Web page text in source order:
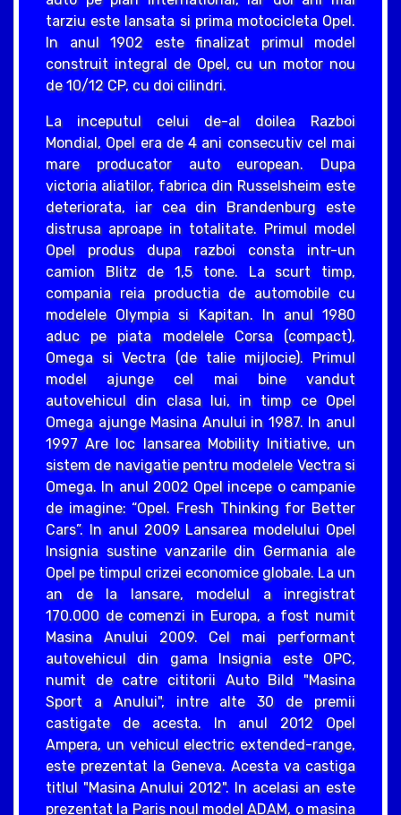
tarziu este lansata si prima motocicleta Opel.
In anul 1902 este finalizat primul model
construit integral de Opel, cu un motor nou
de 10/12 CP, cu doi cilindri.
La inceputul celui de-al doilea Razboi
Mondial, Opel era de 4 ani consecutiv cel mai
mare producator auto european. Dupa
victoria aliatilor, fabrica din Russelsheim este
deteriorata, iar cea din Brandenburg este
distrusa aproape in totalitate. Primul model
Opel produs dupa razboi consta intr-un
camion Blitz de 1,5 tone. La scurt timp,
compania reia productia de automobile cu
modelele Olympia si Kapitan. In anul 1980
aduc pe piata modelele Corsa (compact),
Omega si Vectra (de talie mijlocie). Primul
model ajunge cel mai bine vandut
autovehicul din clasa lui, in timp ce Opel
Omega ajunge Masina Anului in 1987. In anul
1997 Are loc lansarea Mobility Initiative, un
sistem de navigatie pentru modelele Vectra si
Omega. In anul 2002 Opel incepe o campanie
de imagine: “Opel. Fresh Thinking for Better
Cars”. In anul 2009 Lansarea modelului Opel
Insignia sustine vanzarile din Germania ale
Opel pe timpul crizei economice globale. La un
an de la lansare, modelul a inregistrat
170.000 de comenzi in Europa, a fost numit
Masina Anului 2009. Cel mai performant
autovehicul din gama Insignia este OPC,
numit de catre cititorii Auto Bild "Masina
Sport a Anului", intre alte 30 de premii
castigate de acesta. In anul 2012 Opel
Ampera, un vehicul electric extended-range,
este prezentat la Geneva. Acesta va castiga
titlul "Masina Anului 2012". In acelasi an este
prezentat la Paris noul model ADAM, o masina